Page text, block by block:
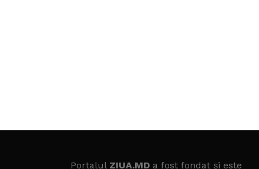
Portalul ZIUA.MD a fost fondat și este